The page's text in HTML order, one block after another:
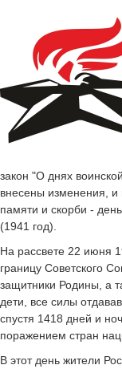
закон "О днях
внесены изменения, и
памяти и скорби -
(1941 год).
На рассвете 22 июня
границу Советского
защитники Родины, а
дети, все силы
спустя 1418 дней и
поражением стран
В этот день жители